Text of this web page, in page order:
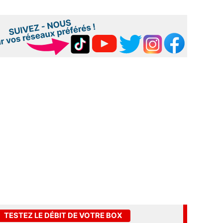
TESTEZ LE DÉBIT DE VOTRE BOX